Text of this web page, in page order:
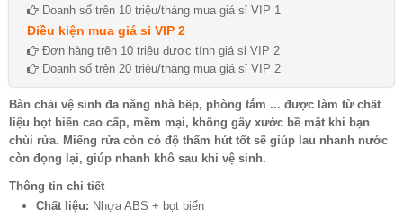
Doanh số trên 10 triệu/tháng mua giá sỉ VIP 1
Điều kiện mua giá sỉ VIP 2
Đơn hàng trên 10 triệu được tính giá sỉ VIP 2
Doanh số trên 20 triệu/tháng mua giá sỉ VIP 2
Bàn chải vệ sinh đa năng nhà bếp, phòng tắm ... được làm từ chất
liệu bọt biển cao cấp, mềm mại, không gây xước bề mặt khi bạn
chùi rửa. Miếng rửa còn có độ thấm hút tốt sẽ giúp lau nhanh nước
còn đọng lại, giúp nhanh khô sau khi vệ sinh.
Thông tin chi tiết
Chất liệu: Nhựa ABS + bọt biển